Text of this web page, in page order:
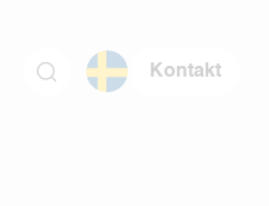
Kontakt